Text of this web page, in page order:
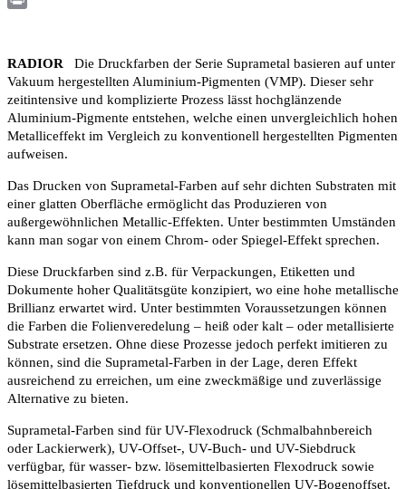
RADIOR Die Druckfarben der Serie Suprametal basieren auf unter
Vakuum hergestellten Aluminium-Pigmenten (VMP). Dieser sehr
zeitintensive und komplizierte Prozess lässt hochglänzende
Aluminium-Pigmente entstehen, welche einen unvergleichlich hohen
Metalliceffekt im Vergleich zu konventionell hergestellten Pigmenten
aufweisen.
Das Drucken von Suprametal-Farben auf sehr dichten Substraten mit
einer glatten Oberfläche ermöglicht das Produzieren von
außergewöhnlichen Metallic-Effekten. Unter bestimmten Umständen
kann man sogar von einem Chrom- oder Spiegel-Effekt sprechen.
Diese Druckfarben sind z.B. für Verpackungen, Etiketten und
Dokumente hoher Qualitätsgüte konzipiert, wo eine hohe metallische
Brillianz erwartet wird. Unter bestimmten Voraussetzungen können
die Farben die Folienveredelung – heiß oder kalt – oder metallisierte
Substrate ersetzen. Ohne diese Prozesse jedoch perfekt imitieren zu
können, sind die Suprametal-Farben in der Lage, deren Effekt
ausreichend zu erreichen, um eine zweckmäßige und zuverlässige
Alternative zu bieten.
Suprametal-Farben sind für UV-Flexodruck (Schmalbahnbereich
oder Lackierwerk), UV-Offset-, UV-Buch- und UV-Siebdruck
verfügbar, für wasser- bzw. lösemittelbasierten Flexodruck sowie
lösemittelbasierten Tiefdruck und konventionellen UV-Bogenoffset.